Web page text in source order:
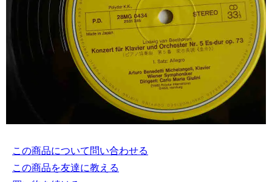
この商品について問い合わせる
この商品を友達に教える